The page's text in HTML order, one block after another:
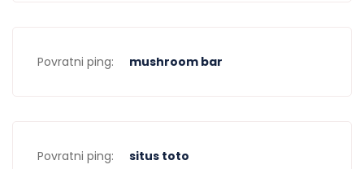
Povratni ping: mushroom bar
Povratni ping: situs toto